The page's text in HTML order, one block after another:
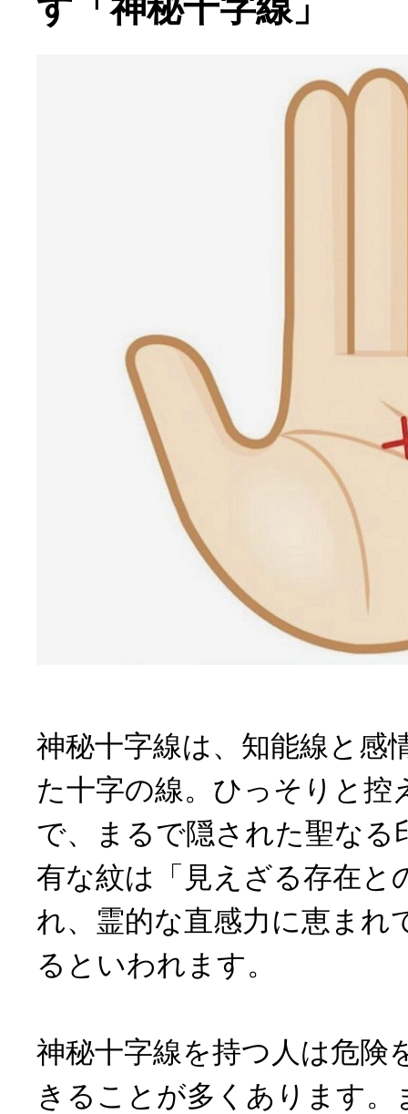
神秘十字線は、知能線と感
た十字の線。ひっそりと控
で、まるで隠された聖なる
有な紋は「見えざる存在と
れ、霊的な直感力に恵まれ
るといわれます。
神秘十字線を持つ人は危険
きることが多くあります。